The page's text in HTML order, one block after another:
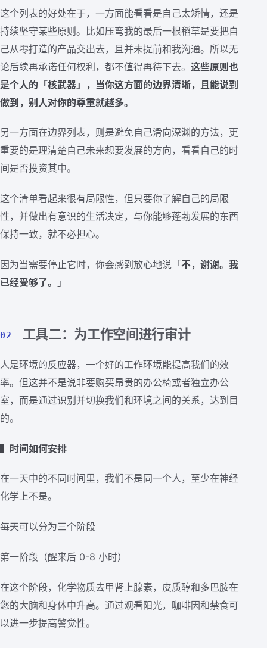
这个列表的好处在于，一方面能看看是自己太矫情，还是
持续坚守某些原则。比如压弯我的最后一根稻草是要把自
己从零打造的产品交出去，且并未提前和我沟通。所以无
论后续再承诺任何权利，都不值得再待下去。 这些原则也
是个人的「核武器」，当你这方面的边界清晰，且能说到
做到，别人对你的尊重就越多。
另一方面在边界列表，则是避免自己滑向深渊的方法，更
重要的是理清楚自己未来想要发展的方向，看看自己的时
间是否投资其中。
这个清单看起来很有局限性，但只要你了解自己的局限
性，并做出有意识的生活决定，与你能够蓬勃发展的东西
保持一致，就不必担心。
因为当需要停止它时，你会感到放心地说「 不，谢谢。我
已经受够了。
」
02 工具二：为工作空间进行审计
人是环境的反应器，一个好的工作环境能提高我们的效
率。但这并不是说非要购买昂贵的办公椅或者独立办公
室，而是通过识别并切换我们和环境之间的关系，达到目
的。
▍时间如何安排
在一天中的不同时间里，我们不是同一个人，至少在神经
化学上不是。
每天可以分为三个阶段
第一阶段（醒来后 0-8 小时）
在这个阶段，化学物质去甲肾上腺素，皮质醇和多巴胺在
您的大脑和身体中升高。通过观看阳光，咖啡因和禁食可
以进一步提高警觉性。